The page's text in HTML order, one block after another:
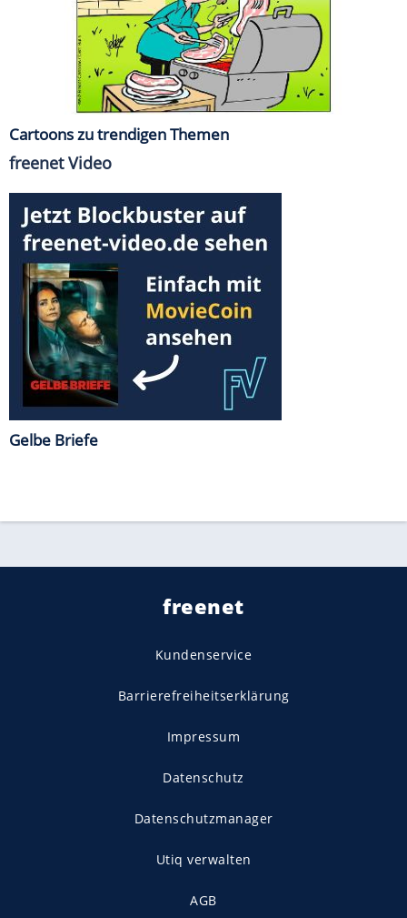
Cartoons zu trendigen Themen
freenet Video
Gelbe Briefe
freenet
Kundenservice
Barrierefreiheitserklärung
Impressum
Datenschutz
Datenschutzmanager
Utiq verwalten
AGB